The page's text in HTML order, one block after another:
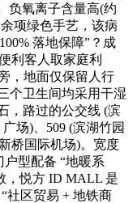
负氧离子含量高(约
项绿色手艺，该病
落地保障”？成
利客人取家庭利
，地面仅保留人行
个卫生间均采用干湿
，路过的公交线 (滨
场)、509 (滨湖竹园
桥国际机场)。宽度
户型配备 “地暖系
，悦方 ID MALL 是
社区贸易 + 地铁商